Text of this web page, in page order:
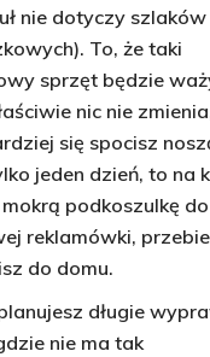
nie dotyczy szlaków
To, że taki
sprzęt będzie
nic nie
się spocisz
jeden dzień, to na
podkoszulkę do
reklamówki,
do domu.
długie
nie ma tak